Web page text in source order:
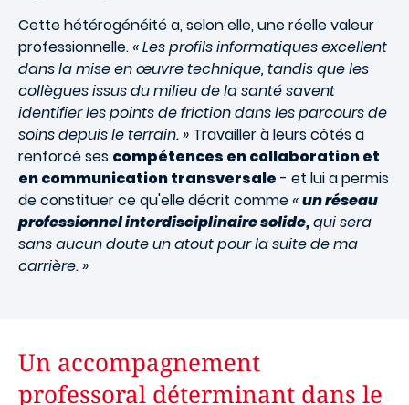
Cette hétérogénéité a, selon elle, une réelle valeur
professionnelle.« Les profils informatiques excellent
dans la mise en œuvre technique, tandis que les
collègues issus du milieu de la santé savent
identifier les points de friction dans les parcours de
soins depuis le terrain. » Travailler à leurs côtés a
renforcé ses compétences en collaboration et
en communication transversale - et lui a permis
de constituer ce qu'elle décrit comme«un réseau
professionnel interdisciplinaire solide,qui sera
sans aucun doute un atout pour la suite de ma
carrière. »
Un accompagnement
professoral déterminant dans le